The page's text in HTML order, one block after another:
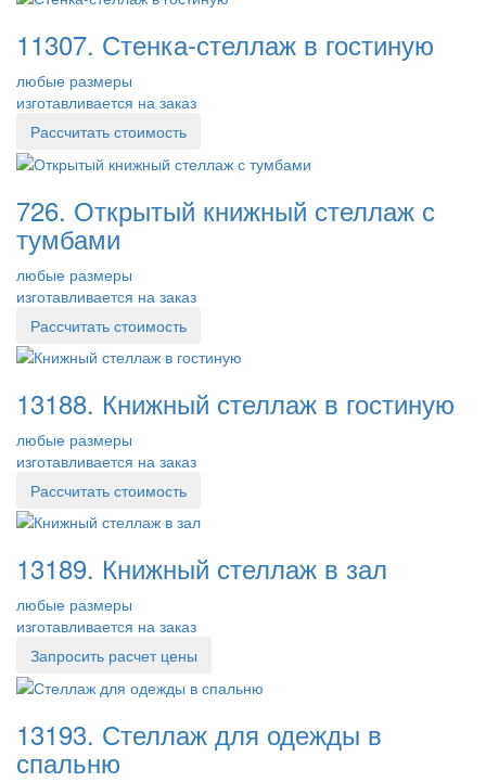
11307. Стенка-стеллаж в гостиную
любые размеры
изготавливается на заказ
Рассчитать стоимость
726. Открытый книжный стеллаж с
тумбами
любые размеры
изготавливается на заказ
Рассчитать стоимость
13188. Книжный стеллаж в гостиную
любые размеры
изготавливается на заказ
Рассчитать стоимость
13189. Книжный стеллаж в зал
любые размеры
изготавливается на заказ
Запросить расчет цены
13193. Стеллаж для одежды в
спальню